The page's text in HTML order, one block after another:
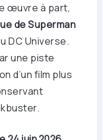
œuvre à part,
de Superman
DC Universe.
une piste
d’un film plus